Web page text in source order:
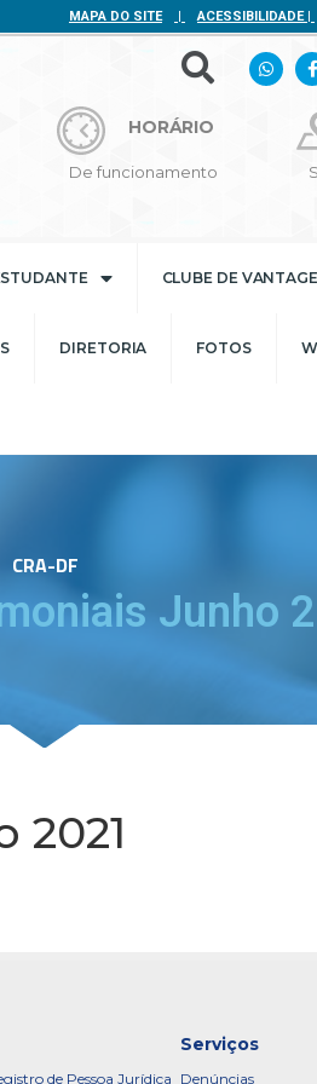
MAPA DO SITE | ACESSIBILIDADE|
HORÁRIO
De funcionamento
CLUBE DE
DIRETORIA FOTOS
CRA-DF
Junho
2021
de Pessoa Jurídica
Serviços
Denúncias